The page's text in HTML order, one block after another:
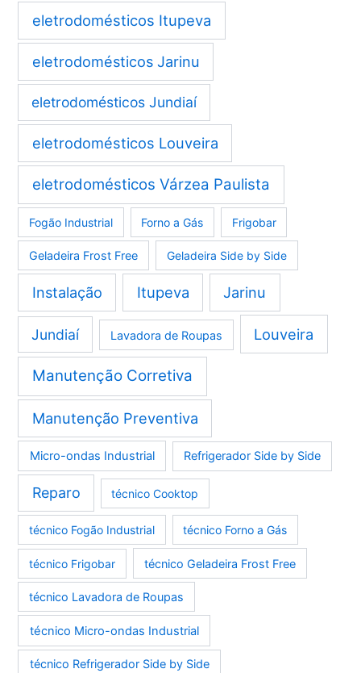
eletrodomésticos Itupeva
eletrodomésticos Jarinu
eletrodomésticos Jundiaí
eletrodomésticos Louveira
eletrodomésticos Várzea Paulista
Fogão Industrial Forno a Gás Frigobar
Geladeira Frost Free Geladeira Side by Side
Instalação Itupeva Jarinu
Jundiaí Lavadora de Roupas Louveira
Manutenção Corretiva
Manutenção Preventiva
Micro-ondas Industrial Refrigerador Side by Side
Reparo técnico Cooktop
técnico Fogão Industrial técnico Forno a Gás
técnico Frigobar técnico Geladeira Frost Free
técnico Lavadora de Roupas
técnico Micro-ondas Industrial
técnico Refrigerador Side by Side